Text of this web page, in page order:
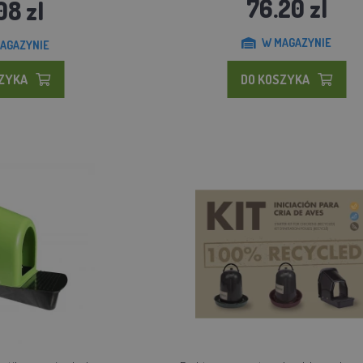
zl 76.20 zl
W MAGAZYNIE
DO KOSZYKA